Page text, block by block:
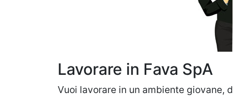
Lavorare in Fava SpA
Vuoi lavorare in un ambiente giovane,